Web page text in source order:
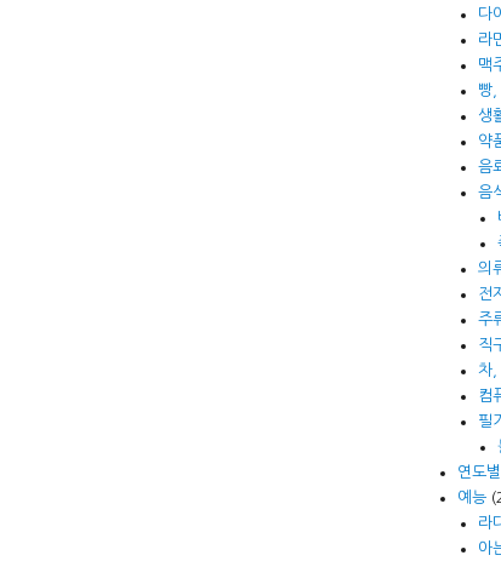
다
라
맥
빵,
생
약
음
음
의
전
주
직
차,
컴
필
연도
예능
라
아